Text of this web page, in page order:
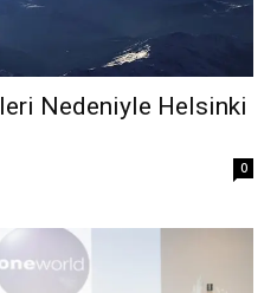
Nedeniyle Helsinki
0